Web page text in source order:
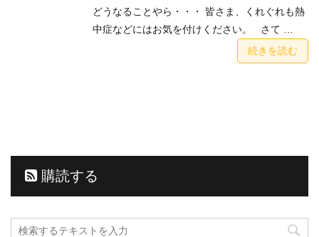
どうなることやら・・・ 皆さま、くれぐれも熱
中症などにはお気を付けください。 さて …
続きを読む
購読する